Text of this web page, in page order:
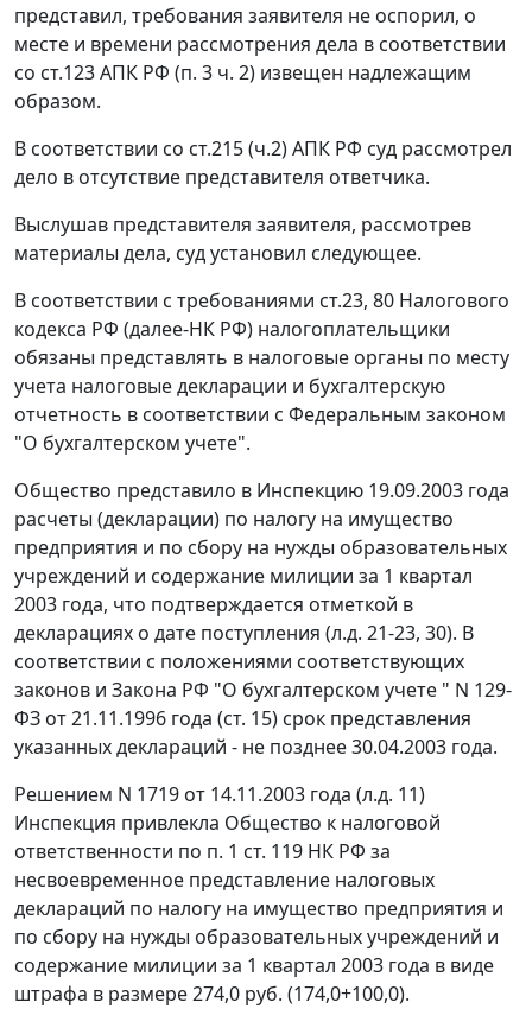
представил, требования заявителя не оспорил, о
месте и времени рассмотрения дела в соответствии
со ст.123АПК РФ (п. 3 ч. 2) извещен надлежащим
образом.
В соответствии со ст.215(ч.2) АПК РФ суд рассмотрел
дело в отсутствие представителя ответчика.
Выслушав представителя заявителя, рассмотрев
материалы дела, суд установил следующее.
В соответствии с требованиями ст.23, 80 Налогового
кодекса РФ (далее-НК РФ) налогоплательщики
обязаны представлять в налоговые органы по месту
учета налоговые декларации и бухгалтерскую
отчетность в соответствии с Федеральным законом
"О бухгалтерском учете".
Общество представило в Инспекцию 19.09.2003 года
расчеты (декларации) по налогу на имущество
предприятия и по сбору на нужды образовательных
учреждений и содержание милиции за 1 квартал
2003 года, что подтверждается отметкой в
декларациях о дате поступления (л.д. 21-23, 30). В
соответствии с положениями соответствующих
законов и Закона РФ "О бухгалтерском учете " N 129-
ФЗ от 21.11.1996 года (ст. 15) срок представления
указанных деклараций - не позднее 30.04.2003 года.
Решением N 1719 от 14.11.2003 года (л.д. 11)
Инспекция привлекла Общество к налоговой
ответственности по п. 1 ст. 119 НК РФ за
несвоевременное представление налоговых
деклараций по налогу на имущество предприятия и
по сбору на нужды образовательных учреждений и
содержание милиции за 1 квартал 2003 года в виде
штрафа в размере 274,0 руб. (174,0+100,0).